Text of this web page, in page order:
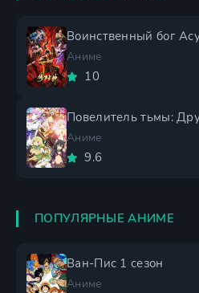
Воинственный бог
Аниме
10
Аниме
9.6
ПОПУЛЯРНЫЕ АНИМЕ
Ван-Пис 1 сезон
Аниме